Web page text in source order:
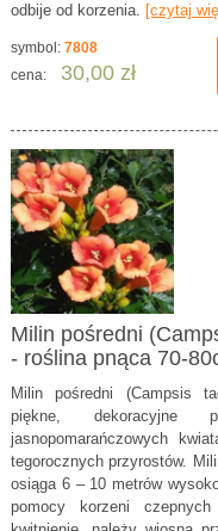
odbije od korzenia. [czytaj
symbol: 7808
cena:
30,00 zł
Milin pośredni
- roślina pnąca 70-
Milin pośredni (Campsis
piękne, dekoracyjne
jasnopomarańczowych
tegorocznych przyrostów.
osiąga 6 – 10 metrów
pomocy korzeni